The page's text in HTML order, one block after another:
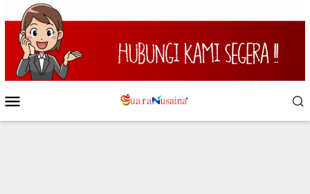
Loncat
ke
konten
Mobile